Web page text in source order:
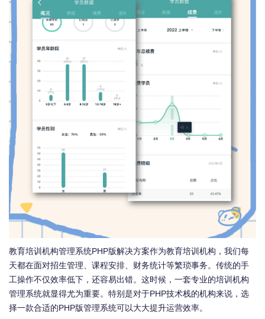
教育培训机构管理系统PHP版解决方案作为教育培训机构，我们每
天都在面对招生管理、课程安排、财务统计等繁琐事务。传统的手
工操作不仅效率低下，还容易出错。这时候，一套专业的培训机构
管理系统就显得尤为重要。特别是对于PHP技术栈的机构来说，选
择一款合适的PHP版管理系统可以大大提升运营效率。